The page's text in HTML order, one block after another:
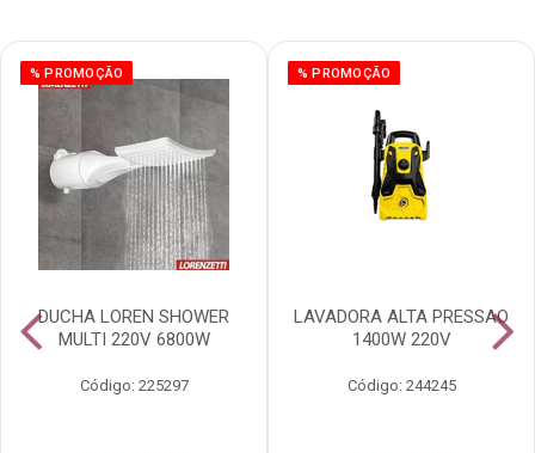
% PROMOÇÃO
DUCHA LOREN SHOWER
MULTI 220V 6800W
Código: 225297
% PROMOÇÃO
LAVADORA ALTA PRESSAO
1400W 220V
Código: 244245